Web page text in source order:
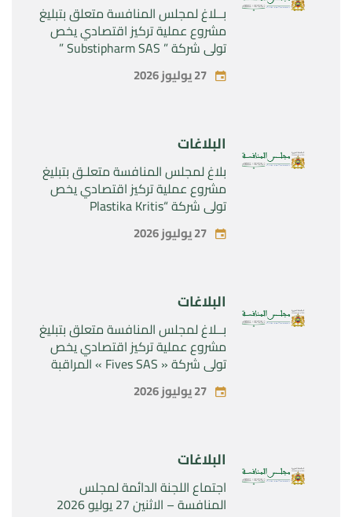
بــلاغ لمجلس المنافسة متعلق بتبليغ
مشروع عملية تركيز اقتصادي يخص
تولي شركة ” Substipharm SAS ”
المراقبة الحصرية للأصول والحقوق
المتعلقة بالمنتجين الصيدلانيين”
27 يوليوز 2026
البلاغات
بلاغ لمجلس المنافسة متعلـق بتبليغ
مشروع عملية تركيز اقتصادي يخص
تولي شركة “Plastika Kritis
SA”المراقبة الحصرية لشركة
“Naturplas Industrial SARL” 27 يوليوز 2026
البلاغات
بــلاغ لمجلس المنافسة متعلق بتبليغ
مشروع عملية تركيز اقتصادي يخص
تولي شركة « Fives SAS » المراقبة
SAS »27 يوليوز 2026
البلاغات
اجتماع اللجنة الدائمة لمجلس
المنافسة – الاثنين 27 يوليو 2026